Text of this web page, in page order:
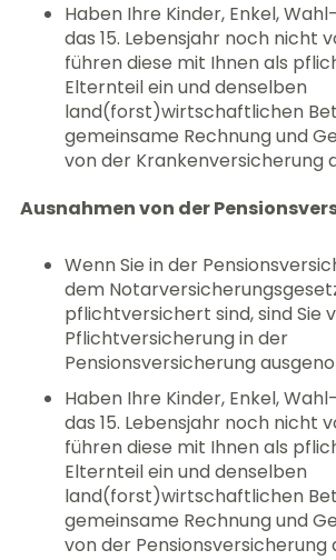
Haben Ihre Kinder, Enkel,
das 15. Lebensjahr noch nicht
führen diese mit Ihnen als
Elternteil ein und denselben
land(forst)wirtschaftlichen
gemeinsame Rechnung und
von der Krankenversicherung
Ausnahmen von der
Wenn Sie in der
dem
pflichtversichert sind, sind Sie
Pflichtversicherung in der
Pensionsversicherung
Haben Ihre Kinder, Enkel,
das 15. Lebensjahr noch nicht
führen diese mit Ihnen als
Elternteil ein und denselben
land(forst)wirtschaftlichen
gemeinsame Rechnung und
von der Pensionsversicherung